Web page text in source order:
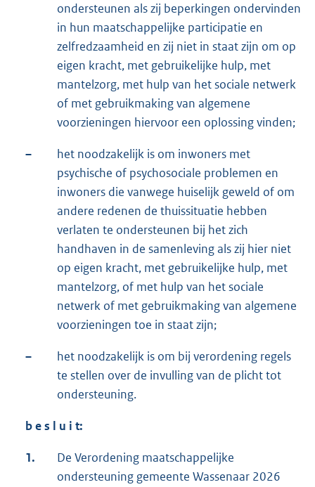
ondersteunen als zij beperkingen ondervinden
in hun maatschappelijke participatie en
zelfredzaamheid en zij niet in staat zijn om op
eigen kracht, met gebruikelijke hulp, met
mantelzorg, met hulp van het sociale netwerk
of met gebruikmaking van algemene
voorzieningen hiervoor een oplossing vinden;
–
het noodzakelijk is om inwoners met
psychische of psychosociale problemen en
inwoners die vanwege huiselijk geweld of om
andere redenen de thuissituatie hebben
verlaten te ondersteunen bij het zich
handhaven in de samenleving als zij hier niet
op eigen kracht, met gebruikelijke hulp, met
mantelzorg, of met hulp van het sociale
netwerk of met gebruikmaking van algemene
voorzieningen toe in staat zijn;
–
het noodzakelijk is om bij verordening regels
te stellen over de invulling van de plicht tot
ondersteuning.
b e s l u i t:
1.
De Verordening maatschappelijke
ondersteuning gemeente Wassenaar 2026